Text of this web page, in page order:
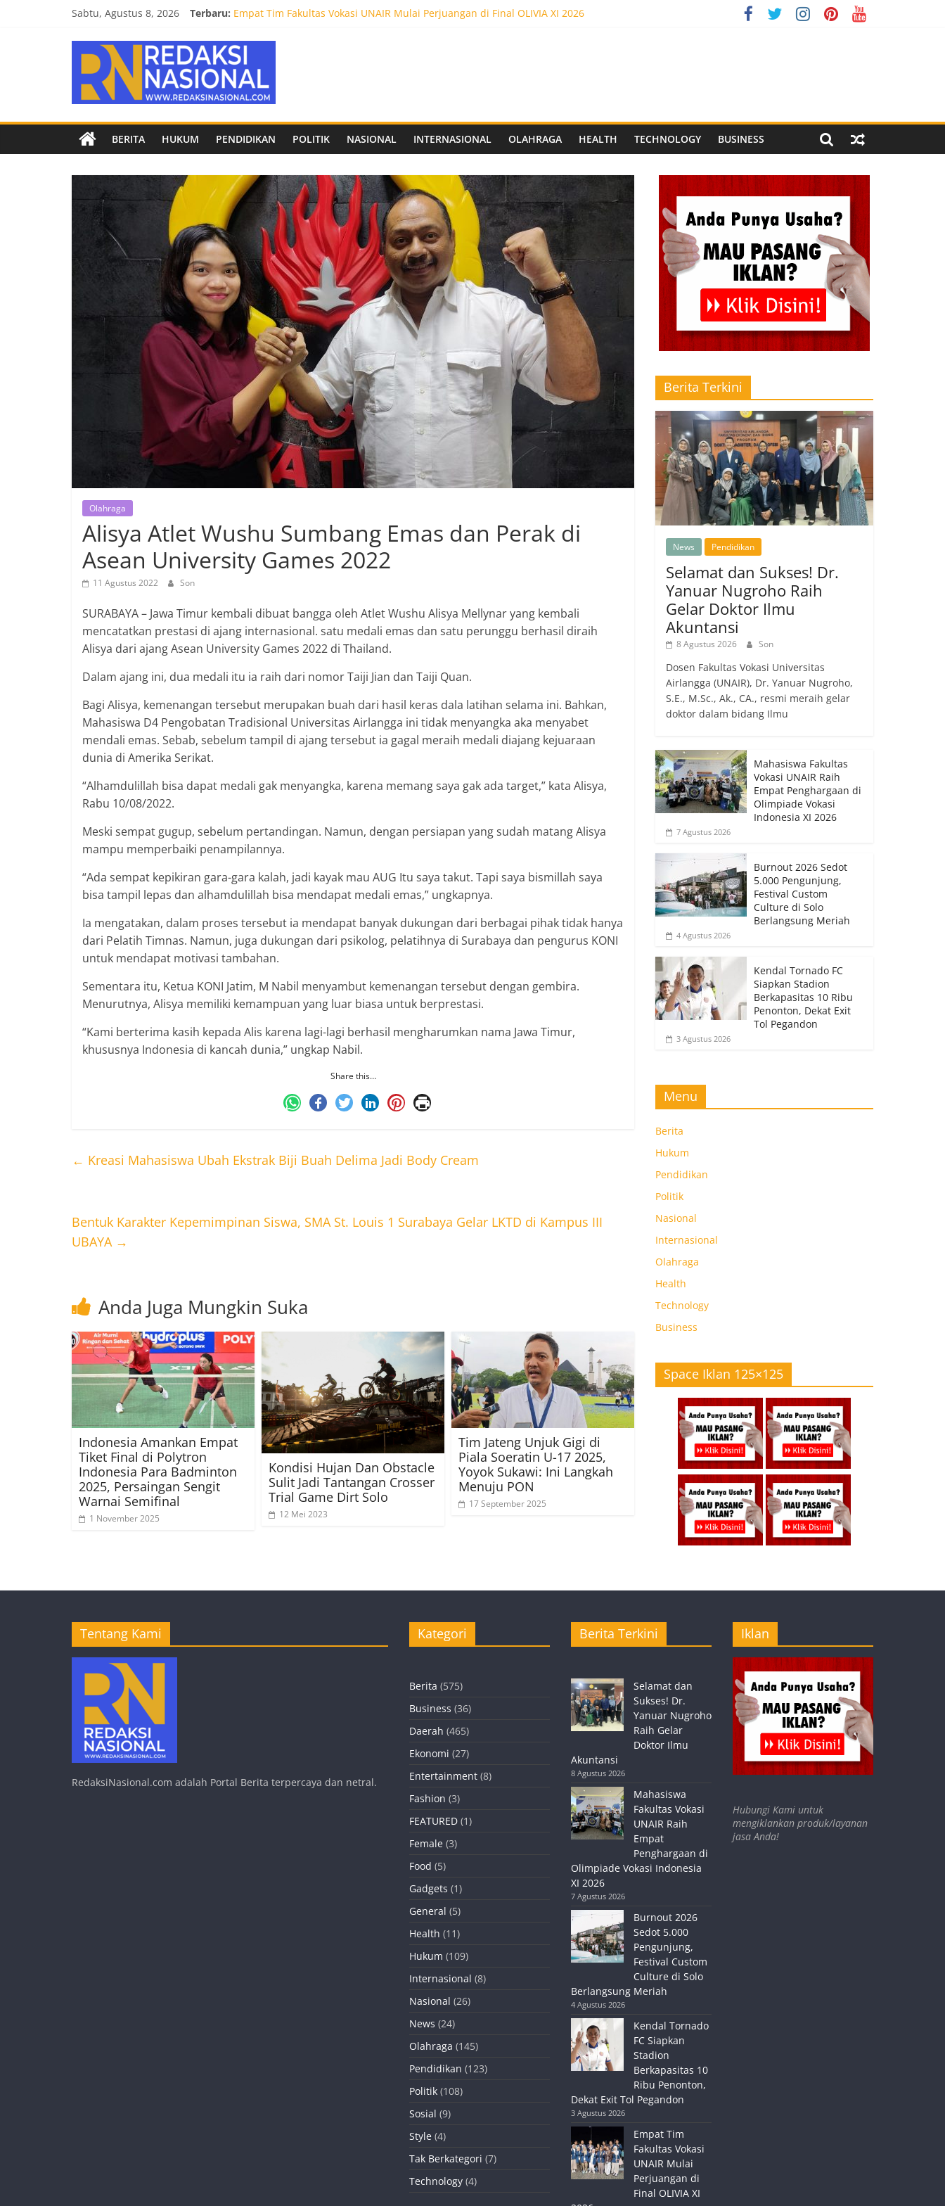
Sabtu, Agustus 8, 2026 Terbaru: Empat Tim Fakultas Vokasi UNAIR Mulai Perjuangan di Final OLIVIA XI 2026
Mahasiswa Fakultas Vokasi UNAIR Raih Empat Penghargaan di Olimpiade Vokasi Indonesia XI 2026
Burnout 2026 Sedot 5.000 Pengunjung, Festival Custom Culture di Solo Berlangsung Meriah
Kendal Tornado FC Siapkan Stadion Berkapasitas 10 Ribu Penonton, Dekat Exit Tol Pegandon
Redaksi
Nasional
Berita
terpercaya
netral
BERITA HUKUM PENDIDIKAN POLITIK NASIONAL INTERNASIONAL OLAHRAGA HEALTH TECHNOLOGY BUSINESS
Olahraga
Alisya Atlet Wushu Sumbang Emas dan Perak di
Asean University Games 2022
11 Agustus 2022 Son
SURABAYA – Jawa Timur kembali dibuat bangga oleh Atlet Wushu Alisya Mellynar yang kembali
mencatatkan prestasi di ajang internasional. satu medali emas dan satu perunggu berhasil diraih
Alisya dari ajang Asean University Games 2022 di Thailand.
Dalam ajang ini, dua medali itu ia raih dari nomor Taiji Jian dan Taiji Quan.
Bagi Alisya, kemenangan tersebut merupakan buah dari hasil keras dala latihan selama ini. Bahkan,
Mahasiswa D4 Pengobatan Tradisional Universitas Airlangga ini tidak menyangka aka menyabet
mendali emas. Sebab, sebelum tampil di ajang tersebut ia gagal meraih medali diajang kejuaraan
dunia di Amerika Serikat.
“Alhamdulillah bisa dapat medali gak menyangka, karena memang saya gak ada target,” kata Alisya,
Rabu 10/08/2022.
Meski sempat gugup, sebelum pertandingan. Namun, dengan persiapan yang sudah matang Alisya
mampu memperbaiki penampilannya.
“Ada sempat kepikiran gara-gara kalah, jadi kayak mau AUG Itu saya takut. Tapi saya bismillah saya
bisa tampil lepas dan alhamdulillah bisa mendapat medali emas,” ungkapnya.
Ia mengatakan, dalam proses tersebut ia mendapat banyak dukungan dari berbagai pihak tidak hanya
dari Pelatih Timnas. Namun, juga dukungan dari psikolog, pelatihnya di Surabaya dan pengurus KONI
untuk mendapat motivasi tambahan.
Sementara itu, Ketua KONI Jatim, M Nabil menyambut kemenangan tersebut dengan gembira.
Menurutnya, Alisya memiliki kemampuan yang luar biasa untuk berprestasi.
“Kami berterima kasih kepada Alis karena lagi-lagi berhasil mengharumkan nama Jawa Timur,
khususnya Indonesia di kancah dunia,” ungkap Nabil.
Share this…
← Kreasi Mahasiswa Ubah Ekstrak Biji Buah Delima Jadi Body Cream
Bentuk Karakter Kepemimpinan Siswa, SMA St. Louis 1 Surabaya Gelar LKTD di Kampus III
UBAYA →
Anda Juga Mungkin Suka
Indonesia Amankan Empat
Tiket Final di Polytron
Indonesia Para Badminton
2025, Persaingan Sengit
Warnai Semifinal
1 November 2025
Kondisi Hujan Dan Obstacle
Sulit Jadi Tantangan Crosser
Trial Game Dirt Solo
12 Mei 2023
Tim Jateng Unjuk Gigi di
Piala Soeratin U-17 2025,
Yoyok Sukawi: Ini Langkah
Menuju PON
17 September 2025
Berita Terkini
News Pendidikan
Selamat dan Sukses! Dr.
Yanuar Nugroho Raih
Gelar Doktor Ilmu
Akuntansi
8 Agustus 2026 Son
Dosen Fakultas Vokasi Universitas
Airlangga (UNAIR), Dr. Yanuar Nugroho,
S.E., M.Sc., Ak., CA., resmi meraih gelar
doktor dalam bidang Ilmu
Mahasiswa Fakultas
Vokasi UNAIR Raih
Empat Penghargaan di
Olimpiade Vokasi
Indonesia XI 2026
7 Agustus 2026
Burnout 2026 Sedot
5.000 Pengunjung,
Festival Custom
Culture di Solo
Berlangsung Meriah
4 Agustus 2026
Kendal Tornado FC
Siapkan Stadion
Berkapasitas 10 Ribu
Penonton, Dekat Exit
Tol Pegandon
3 Agustus 2026
Menu
Berita
Hukum
Pendidikan
Politik
Nasional
Internasional
Olahraga
Health
Technology
Business
Space Iklan 125×125
Tentang Kami
RedaksiNasional.com adalah Portal Berita terpercaya dan netral.
Kategori
Berita (575)
Business (36)
Daerah (465)
Ekonomi (27)
Entertainment (8)
Fashion (3)
FEATURED (1)
Female (3)
Food (5)
Gadgets (1)
General (5)
Health (11)
Hukum (109)
Internasional (8)
Nasional (26)
News (24)
Olahraga (145)
Pendidikan (123)
Politik (108)
Sosial (9)
Style (4)
Tak Berkategori (7)
Technology (4)
Berita Terkini
Selamat dan
Sukses! Dr.
Yanuar Nugroho
Raih Gelar
Doktor Ilmu
Akuntansi
8 Agustus 2026
Mahasiswa
Fakultas Vokasi
UNAIR Raih
Empat
Penghargaan di
Olimpiade Vokasi Indonesia
XI 2026
7 Agustus 2026
Burnout 2026
Sedot 5.000
Pengunjung,
Festival Custom
Culture di Solo
Berlangsung Meriah
4 Agustus 2026
Kendal Tornado
FC Siapkan
Stadion
Berkapasitas 10
Ribu Penonton,
Dekat Exit Tol Pegandon
3 Agustus 2026
Empat Tim
Fakultas Vokasi
UNAIR Mulai
Perjuangan di
Final OLIVIA XI
Iklan
Hubungi Kami untuk
mengiklankan produk/layanan
jasa Anda!